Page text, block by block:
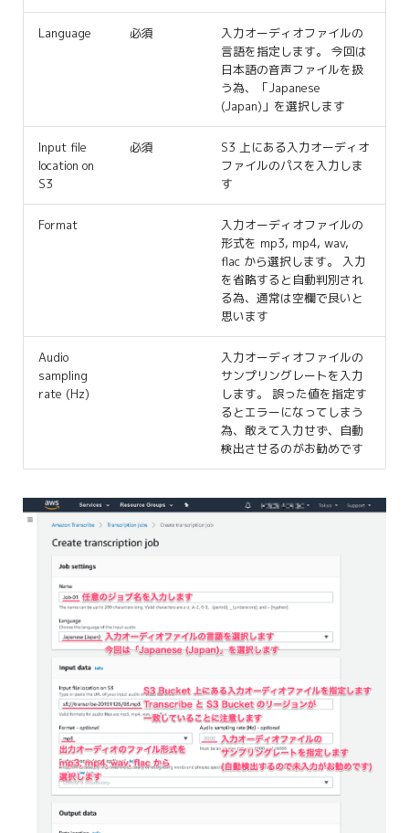
Language 必須
入力オーディオファイルの
言語を指定します。 今回は
日本語の音声ファイルを扱
う為、「Japanese
(Japan)」を選択します
Input file
location on
S3
必須
S3 上にある入力オーディオ
ファイルのパスを入力しま
す
Format
入力オーディオファイルの
形式を mp3, mp4, wav,
flac から選択します。 入力
を省略すると自動判別され
る為、通常は空欄で良いと
思います
Audio
sampling
rate (Hz)
入力オーディオファイルの
サンプリングレートを入力
します。 誤った値を指定す
るとエラーになってしまう
為、敢えて入力せず、自動
検出させるのがお勧めです